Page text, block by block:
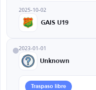
2025-10-02
GAIS U19
2023-01-01
Unknown
Traspaso libre